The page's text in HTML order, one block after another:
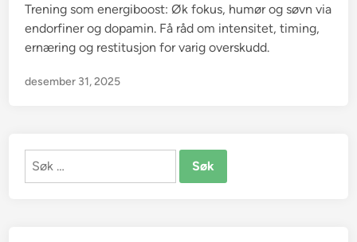
d
i
n
Trening som energiboost: Øk fokus, humør og søvn via
endorfiner og dopamin. Få råd om intensitet, timing,
ernæring og restitusjon for varig overskudd.
desember 31, 2025
Søk